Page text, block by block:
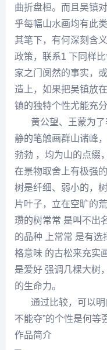
曲折盘桓。而且 吴镇
乎每幅山水画均有此
其笔下，有何深刻含
政策，联系1 下同样
家之门阒然的事实，
造上，如果把吴镇放
镇的独特个性尤能充分
黄公望、 王蒙为
静的笔触画群山诸峰
勃勃 ，均为山的点缀
在景物取舍上有极强
树是纤细、弱小的，
片叶子，立在空旷的
瓒的树常常 是叫不出
的品种 上常常 是有选
格意味 的古松来充实
是爱好 强调几棵大树
的生命力。
通过比较，可以明
不能夺”的个性是何等
作品简介